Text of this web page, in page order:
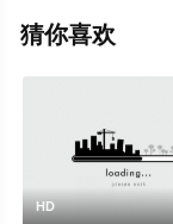
解。
猜你喜欢
HD